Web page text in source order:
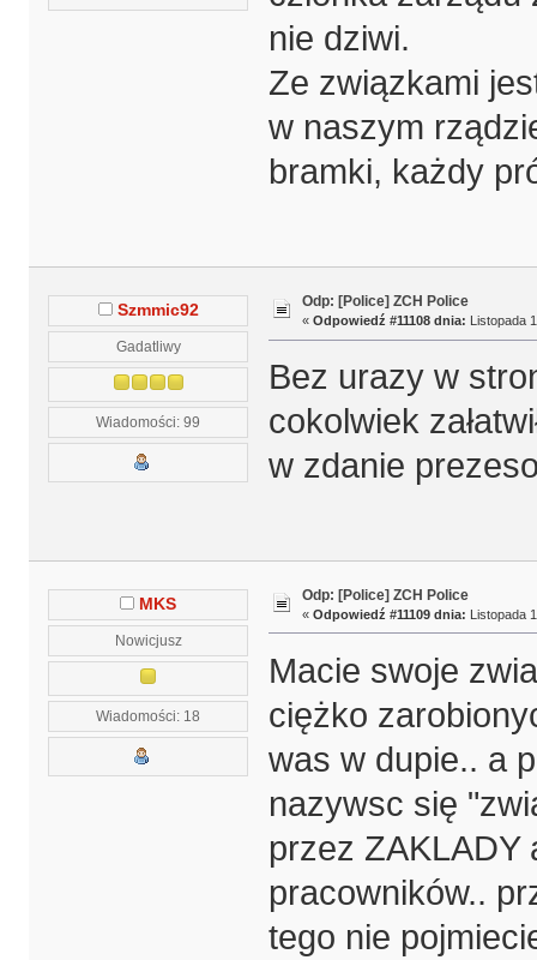
nie dziwi.
Ze związkami
w naszym
bramki, każdy
Szmmic92
Gadatliwy
Wiadomości: 99
Odp: [Police] ZCH Police
« Odpowiedź #11108 dnia: Listopada
Bez urazy w
cokolwiek
w zdanie
MKS
Nowicjusz
Wiadomości: 18
Odp: [Police] ZCH Police
« Odpowiedź #11109 dnia: Listopada
Macie swoje
ciężko
was w dupie.. a
nazywsc się
przez ZAKLADY
pracowników..
tego nie